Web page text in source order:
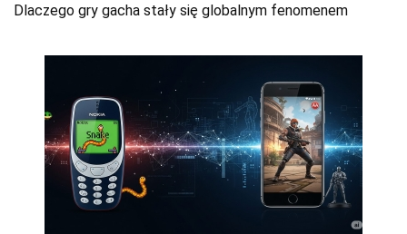
Dlaczego gry gacha stały się globalnym fenomenem